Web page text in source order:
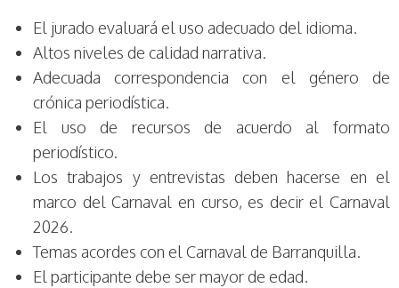
El jurado evaluará el uso adecuado del idioma.
Altos niveles de calidad narrativa.
Adecuada correspondencia con el género de
crónica periodística.
El uso de recursos de acuerdo al formato
periodístico.
Los trabajos y entrevistas deben hacerse en el
marco del Carnaval en curso, es decir el Carnaval
2026.
Temas acordes con el Carnaval de Barranquilla.
El participante debe ser mayor de edad.